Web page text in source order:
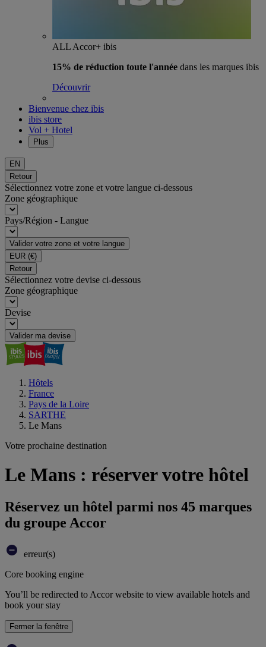
ALL Accor+ ibis
15% de réduction toute l'année dans les marques ibis
Découvrir
Bienvenue chez ibis
ibis store
Vol + Hotel
Plus
EN
Retour
Sélectionnez votre zone et votre langue ci-dessous
Zone géographique
Pays/Région - Langue
Valider votre zone et votre langue
EUR (€)
Retour
Sélectionnez votre devise ci-dessous
Zone géographique
Devise
Valider ma devise
Hôtels
France
Pays de la Loire
SARTHE
Le Mans
Votre prochaine destination
Le Mans : réserver votre hôtel
Réservez un hôtel parmi nos 45 marques
du groupe Accor
erreur(s)
Core booking engine
You’ll be redirected to Accor website to view available hotels and
book your stay
Fermer la fenêtre